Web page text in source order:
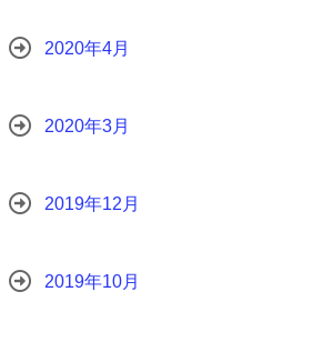
2020年4月
2020年3月
2019年12月
2019年10月